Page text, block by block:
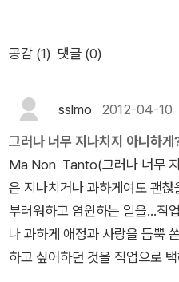
링깃족 인디언)- 밤이 되었다.
텐트를 쳤다. 오랜만에 활짝 갠
나뭇가지 그림자 사이로 쏟아
뿜어내는 빛을 마주할 때마다
떨어졌는지에 따라 저마다 다
한 우주의 시간을 한눈에 바라
하지 않았을까 생각해봅니다
하면서 가장 기억에 남는 책은
가장 마지막에 읽어서 그런지
최후가 너무 안타깝기도 하고
에 쓰여진 다양한 글귀들이 참
써보기도 하고, 몇번씩 다시 읽
문장이 떠오르네요. Even
I'm in my canoe, we share
ndian Elder Chief, Oren R.
s 네가 큰 배를 타
늘어나고 그 여파가 드디어는
데의 병원 치료도 그때뿐이어서
하는, 출근의 유일한 목적인 퇴
아지면서 삶도 쓸쓸해졌고 리
했다. 평소 지론인 <걷듯이 읽
게 되었다고나 할까. 언행일치
겨우 산책 정도 가지고 이렇게
럽긴 하지만. 하여간 걷는 것이
처럼 다가오기 시작했다. 글을
공감 (1) 댓글 (0)
sslmo 2012-04-10
그러나 너무 지나치지 아니하게
Ma Non Tanto(그러나 너무
은 지나치거나 과하게여도 괜
부러워하고 염원하는 일을...직
나 과하게 애정과 사랑을 듬뿍
하고 싶어하던 것을 직업으로